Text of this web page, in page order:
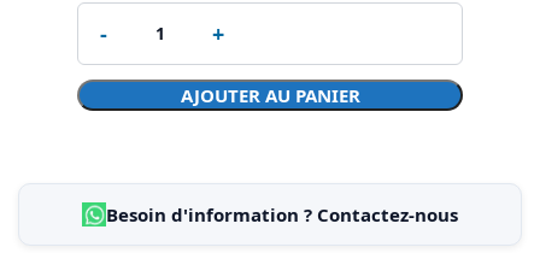
AJOUTER AU PANIER
Besoin d'information ? Contactez-nous